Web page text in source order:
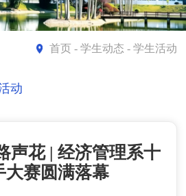
首页- 学生动态 - 学生活动
动
声花 | 经济管理系十
大赛圆满落幕